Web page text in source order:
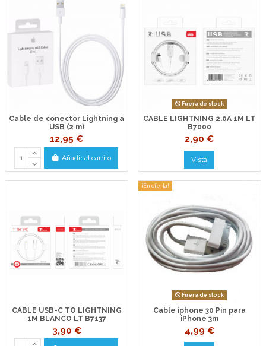
Cable de conector Lightning a
USB (2 m)
12,95 €
Añadir al carrito
Fuera de stock
CABLE LIGHTNING 2.0A 1M LT
B7000
2,90 €
Vista
CABLE USB-C TO LIGHTNING
1M BLANCO LT B7137
3,90 €
¡En oferta!
Fuera de stock
Cable iphone 30 Pin para
iPhone 3m
4,99 €